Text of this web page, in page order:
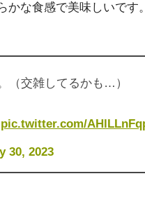
かな食感で美味しいです。
（交雑してるかも…）
pic.twitter.com/
30, 2023